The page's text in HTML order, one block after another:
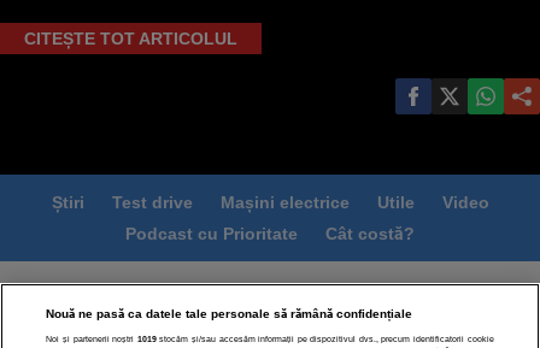
CITEȘTE TOT ARTICOLUL
Știri Test drive Mașini electrice Utile
Video
Podcast cu Prioritate
Cât costă?
Termeni si conditii
Politica de confidentialitate
Politica de cookies
Echipa editorială
Nouă ne pasă ca datele tale personale să rămână confidențiale
Noi și partenerii noștri 1019stocăm și/sau accesăm informații pe dispozitivul dvs., precum identificatorii cookie